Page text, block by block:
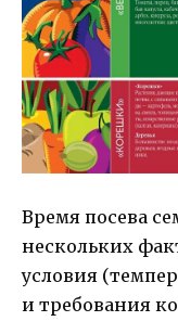
Время посева
нескольких
условия
и требования